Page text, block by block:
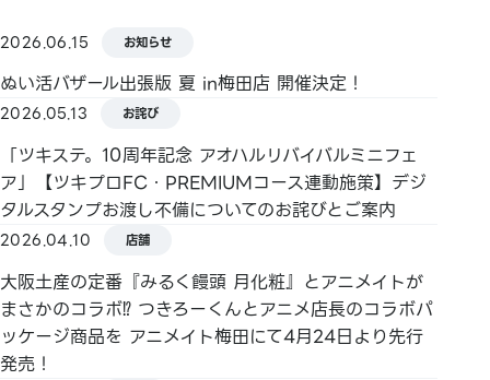
【クレジットカード】
Master／VISA／JCB／AMERICAN EXPRESS／
Diners ／銀聯／Discover／TS CUBIC／楽天カード／
au PAY プリペイドカード／LINE payカード
【電子マネー】
QUICPay／楽天Edy
2026.06.15 お知らせ
ぬい活バザール出張版 夏 in梅田店 開催決定！
2026.05.13 お詫び
「ツキステ。10周年記念 アオハルリバイバルミニフェ
ア」【ツキプロFC・PREMIUMコース連動施策】デジ
タルスタンプお渡し不備についてのお詫びとご案内
2026.04.10 店舗
大阪土産の定番『みるく饅頭 月化粧』とアニメイトが
まさかのコラボ⁉ つきろーくんとアニメ店長のコラボパ
ッケージ商品を アニメイト梅田にて4月24日より先行
発売！